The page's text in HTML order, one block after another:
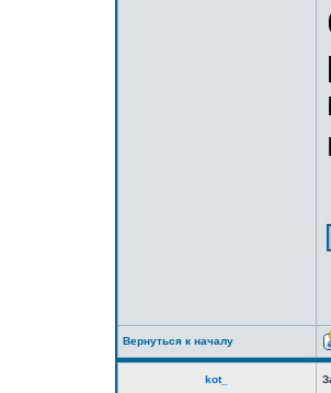
Вернуться к началу
kot_